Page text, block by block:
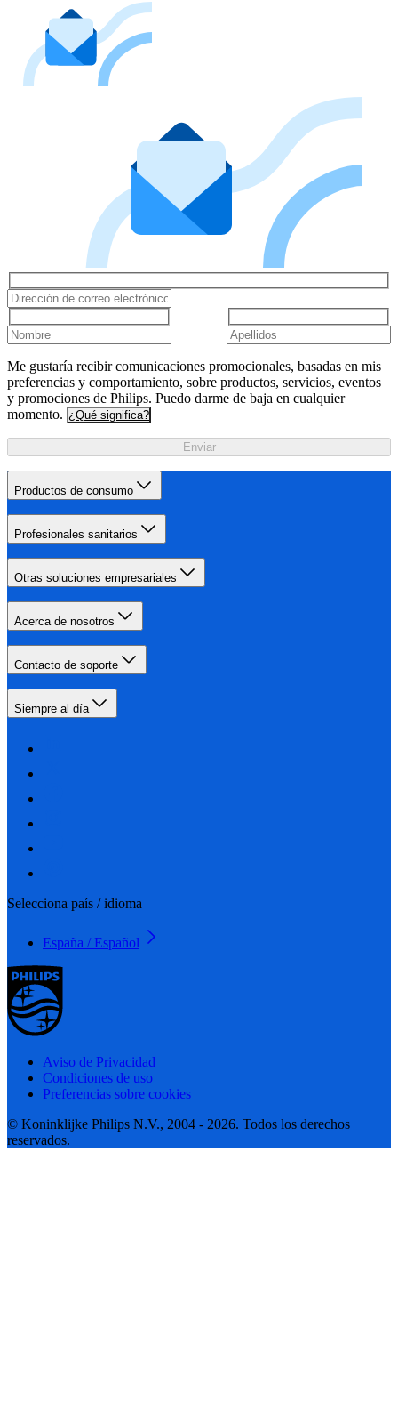
Me gustaría recibir comunicaciones promocionales, basadas en mis
preferencias y comportamiento, sobre productos, servicios, eventos
y promociones de Philips. Puedo darme de baja en cualquier
momento. ¿Qué significa?
Enviar
Productos de consumo
Profesionales sanitarios
Otras soluciones empresariales
Acerca de nosotros
Contacto de soporte
Siempre al día
Selecciona país / idioma
España / Español
Aviso de Privacidad
Condiciones de uso
Preferencias sobre cookies
© Koninklijke Philips N.V., 2004 - 2026. Todos los derechos
reservados.